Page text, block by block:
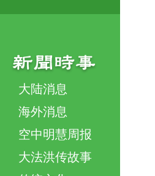
大陆消息
海外消息
空中明慧周报
大法洪传故事